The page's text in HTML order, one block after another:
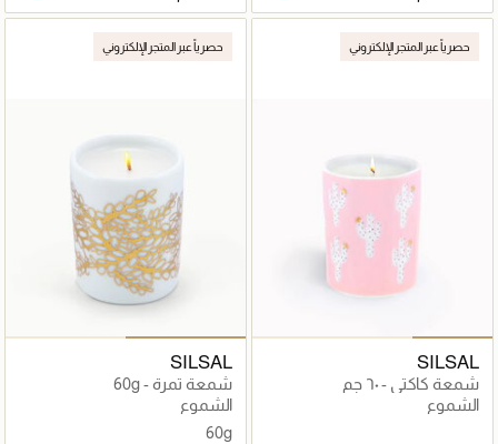
حصرياً عبر المتجر الإلكتروني
SILSAL
شمعة كاكتي - ٦٠ جم
الشموع
حصرياً عبر المتجر الإلكتروني
SILSAL
شمعة تمرة - 60g
الشموع
60g